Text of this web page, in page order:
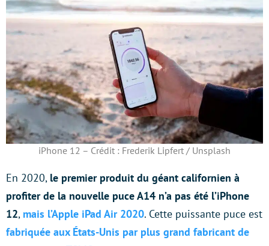
iPhone 12 – Crédit : Frederik Lipfert / Unsplash
En 2020, le premier produit du géant californien à
profiter de la nouvelle puce A14 n’a pas été l’iPhone
12, mais l’Apple iPad Air 2020. Cette puissante puce est
fabriquée aux États-Unis par plus grand fabricant de